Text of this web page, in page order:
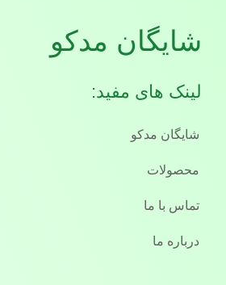
شایگان مدکو
لینک های مفید:
شایگان مدکو
محصولات
تماس با ما
درباره ما